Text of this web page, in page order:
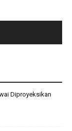
Diproyeksikan